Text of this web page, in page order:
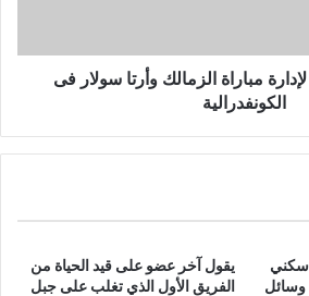
مباراة الزمالك وأرتا سولار فى
الكونفدرالية
سكني
يقول آخر عضو على قيد الحياة من
الفريق الأول الذي تغلب على جبل